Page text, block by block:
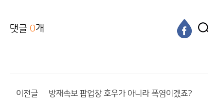
댓글 0개
이전글 방재속보 팝업창 호우가 아니라 폭염이겠죠?